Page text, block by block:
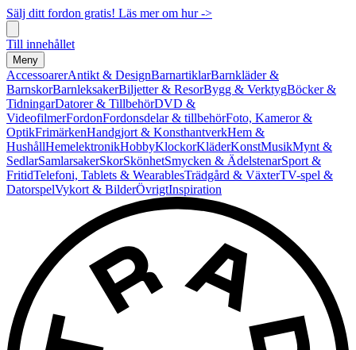
Sälj ditt fordon gratis! Läs mer om hur ->
Till innehållet
Meny
AccessoarerAntikt & DesignBarnartiklarBarnkläder &
BarnskorBarnleksakerBiljetter & ResorBygg & VerktygBöcker &
TidningarDatorer & TillbehörDVD &
VideofilmerFordonFordonsdelar & tillbehörFoto, Kameror &
OptikFrimärkenHandgjort & KonsthantverkHem &
HushållHemelektronikHobbyKlockorKläderKonstMusikMynt &
SedlarSamlarsakerSkorSkönhetSmycken & ÄdelstenarSport &
FritidTelefoni, Tablets & WearablesTrädgård & VäxterTV-spel &
DatorspelVykort & BilderÖvrigtInspiration